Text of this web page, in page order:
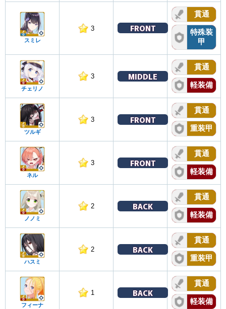
スミレ
3 FRONT
貫通
特殊装
甲
チェリノ
3 MIDDLE
貫通
軽装備
ツルギ
3 FRONT
貫通
重装甲
ネル
3 FRONT
貫通
軽装備
ノノミ
2 BACK
貫通
軽装備
ハスミ
2 BACK
貫通
重装甲
フィーナ
1 BACK
貫通
軽装備